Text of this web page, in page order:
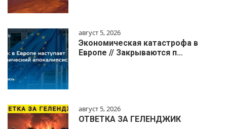
август 5, 2026
Экономическая катастрофа в
Европе // Закрываются п…
август 5, 2026
ОТВЕТКА ЗА ГЕЛЕНДЖИК